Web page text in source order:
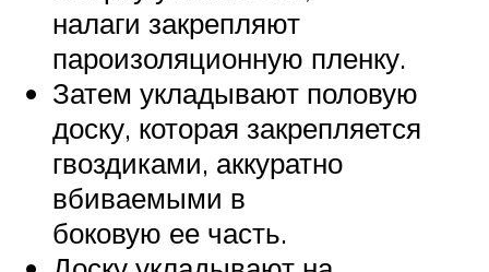
налаги закрепляют
пароизоляционную пленку.
Затем укладывают половую
доску, которая закрепляется
гвоздиками, аккуратно
вбиваемыми в
боковую ее часть.